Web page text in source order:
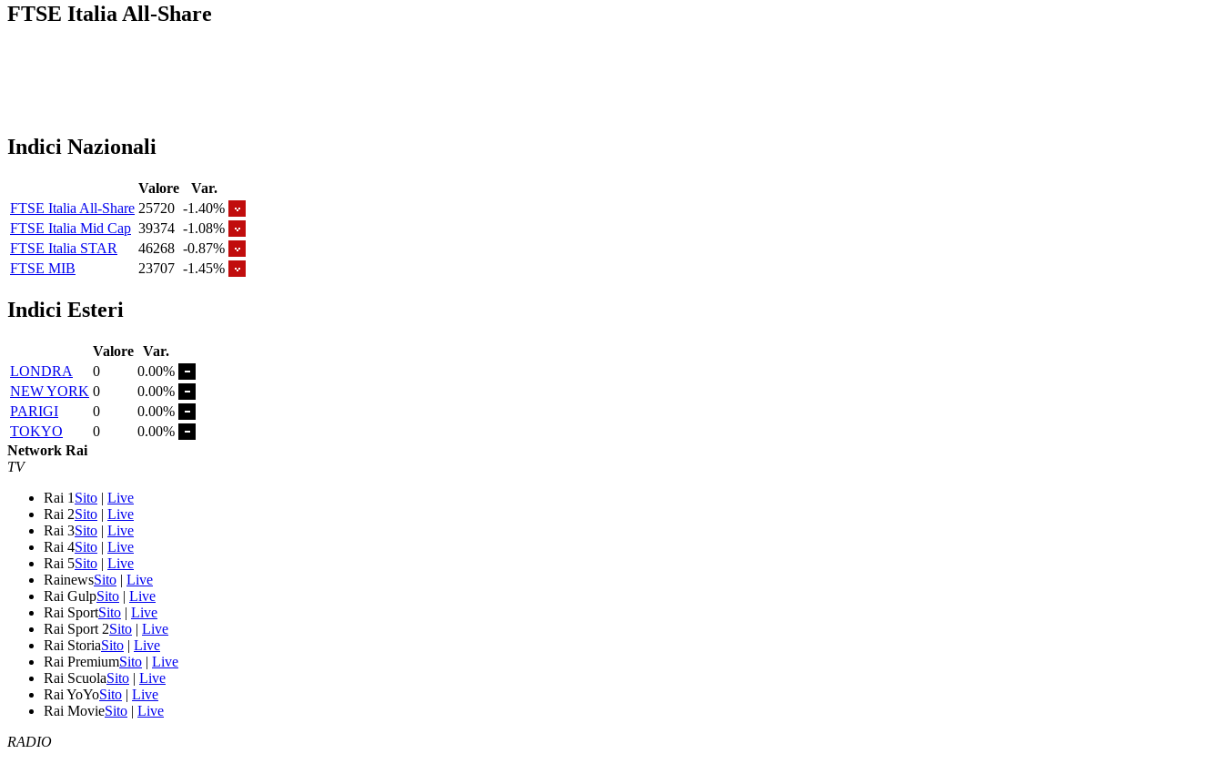
FTSE Italia All-Share
Indici Nazionali
Valore
Var.
FTSE Italia All-Share 25720 -1.40%
FTSE Italia Mid Cap 39374 -1.08%
FTSE Italia STAR
46268 -0.87%
FTSE MIB
23707 -1.45%
Indici Esteri
Valore Var.
LONDRA
0
0.00%
NEW YORK 0
0.00%
PARIGI
0
0.00%
TOKYO
0
0.00%
Network Rai
TV
Rai 1 Sito | Live
Rai 2Sito | Live
Rai 3Sito | Live
Rai 4Sito | Live
Rai 5Sito | Live
RainewsSito | Live
Rai GulpSito | Live
Rai SportSito | Live
Rai Sport 2Sito | Live
Rai StoriaSito | Live
Rai PremiumSito | Live
Rai ScuolaSito | Live
Rai YoYoSito | Live
Rai MovieSito | Live
RADIO